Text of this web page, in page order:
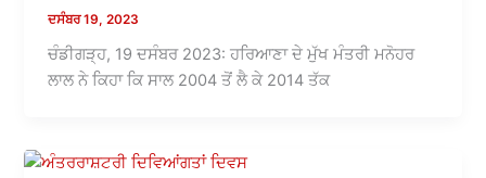
ਦਸੰਬਰ 19, 2023
ਚੰਡੀਗੜ੍ਹ, 19 ਦਸੰਬਰ 2023: ਹਰਿਆਣਾ ਦੇ ਮੁੱਖ ਮੰਤਰੀ ਮਨੋਹਰ
ਲਾਲ ਨੇ ਕਿਹਾ ਕਿ ਸਾਲ 2004 ਤੋਂ ਲੈ ਕੇ 2014 ਤੱਕ